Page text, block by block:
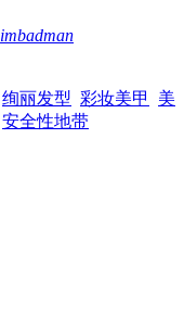
imbadman
绚丽发型 彩妆美甲
美
安全性地带